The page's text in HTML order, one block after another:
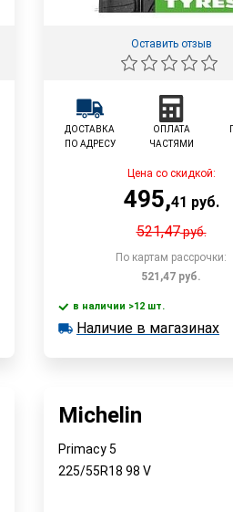
Оставить отзыв
ДОСТАВКА
ПО АДРЕСУ
ОПЛАТА
ЧАСТЯМИ
Цена со скидкой:
495,41 руб.
521,47руб.
По картам рассрочки:
521,47 руб.
В
в наличии >12 шт.
в наличии >12 шт.
Наличие в магазинах
Michelin
Primacy 5
225/55R18 98 V